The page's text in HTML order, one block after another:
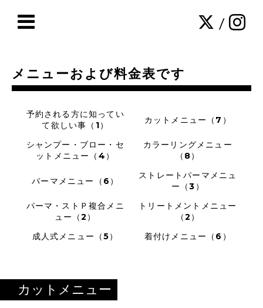
/
メニューおよび料金表です
予約される方に知ってい
て欲しい事（1）
カットメニュー（7）
シャンプー・ブロー・セ
ットメニュー（4）
カラーリングメニュー
（8）
パーマメニュー（6）
ストレートパーマメニュ
ー（3）
パーマ・ストＰ複合メニ
ュー（2）
トリートメントメニュー
（2）
成人式メニュー（5）
着付けメニュー（6）
カットメニュー